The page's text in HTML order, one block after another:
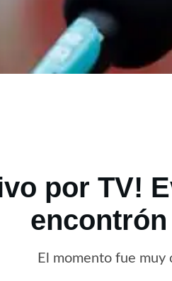
por TV!
El momento fue muy